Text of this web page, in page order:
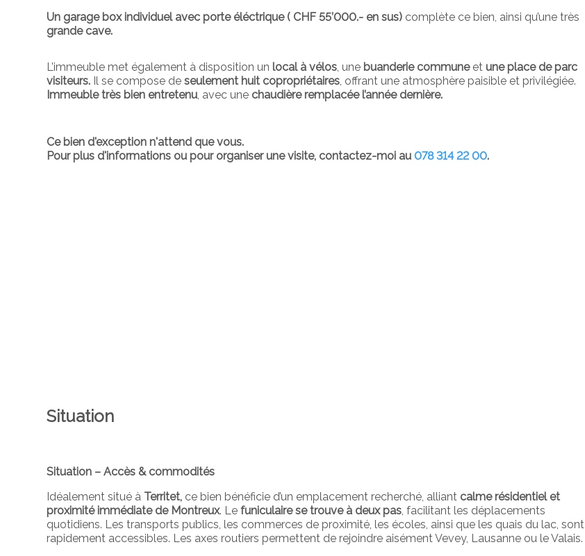
Un garage box individuel avec porte éléctrique ( CHF 55’000.- en sus) complète ce bien, ainsi qu’une très
grande cave.
L’immeuble met également à disposition unlocal à vélos, une buanderie communeetune place de parc
visiteurs. Il se compose deseulement huit copropriétaires, offrant une atmosphère paisible et privilégiée.
Immeuble très bien entretenu, avec une chaudière remplacée l’année dernière.
Ce bien d'exception n'attend que vous.
Pour plus d'informations ou pour organiser une visite, contactez-moi au078 314 22 00.
Situation
Situation – Accès & commodités
Idéalement situé à Territet, ce bien bénéficie d’un emplacement recherché, alliant calme résidentiel et
proximité immédiate de Montreux. Lefuniculaire se trouve à deux pas, facilitant les déplacements
quotidiens. Les transports publics, les commerces de proximité, les écoles, ainsi que les quais du lac, sont
rapidement accessibles. Les axes routiers permettent de rejoindre aisément Vevey, Lausanne ou le Valais.